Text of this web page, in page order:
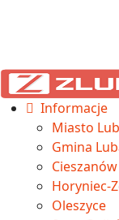
Informacje
Miasto
Gmina
Cieszanów
Horyniec-
Oleszyce